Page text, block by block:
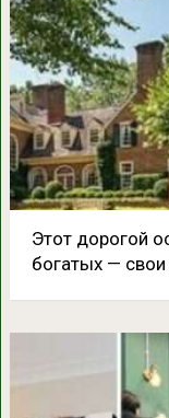
Этот дорогой
богатых —